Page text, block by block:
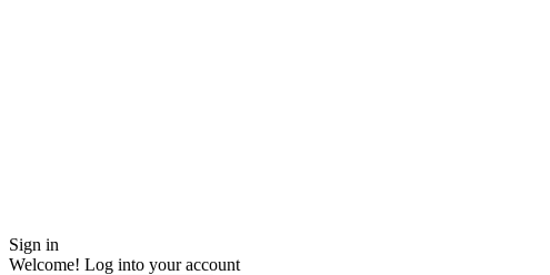
Sign in
Welcome! Log into your account